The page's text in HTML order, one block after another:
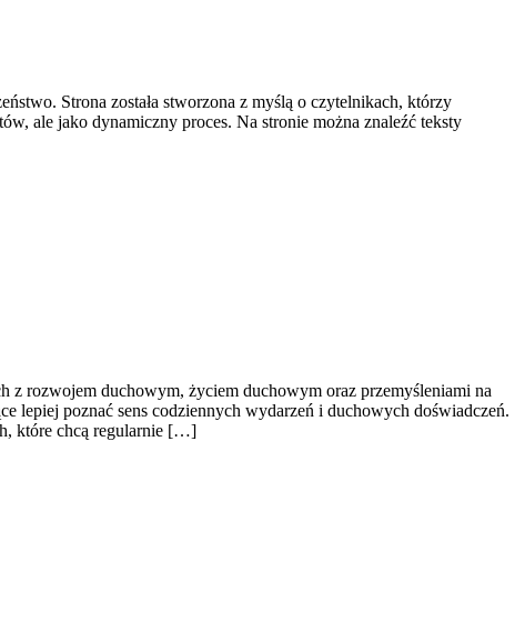
Strona została stworzona z myślą o czytelnikach, którzy
ale jako dynamiczny proces. Na stronie można znaleźć teksty
z rozwojem duchowym, życiem duchowym oraz przemyśleniami na
lepiej poznać sens codziennych wydarzeń i duchowych doświadczeń.
które chcą regularnie […]